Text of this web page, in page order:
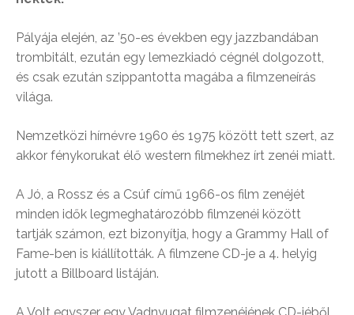
Pályája elején, az ’50-es években egy jazzbandában
trombitált, ezután egy lemezkiadó cégnél dolgozott,
és csak ezután szippantotta magába a filmzeneírás
világa.
Nemzetközi hírnévre 1960 és 1975 között tett szert, az
akkor fénykorukat élő western filmekhez írt zenéi miatt.
A Jó, a Rossz és a Csúf című 1966-os film zenéjét
minden idők legmeghatározóbb filmzenéi között
tartják számon, ezt bizonyítja, hogy a Grammy Hall of
Fame-ben is kiállították. A filmzene CD-je a 4. helyig
jutott a Billboard listáján.